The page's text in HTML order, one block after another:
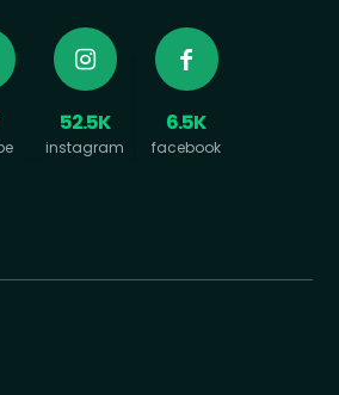
52.5K
instagram
6.5K
facebook